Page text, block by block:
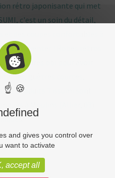
rétro japonisante qui met
c'est un soin du détail,
s'inventer ! Robes rétros
ceintures obi pour avoir
guêtres courtes,
les produits Tissumi sont
☝ 🍪
and gives you control over
want to activate
accept all